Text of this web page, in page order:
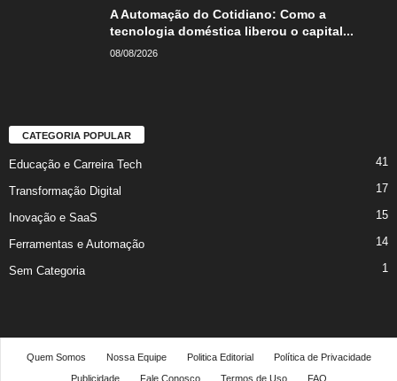
A Automação do Cotidiano: Como a
tecnologia doméstica liberou o capital...
08/08/2026
CATEGORIA POPULAR
Educação e Carreira Tech 41
Transformação Digital 17
Inovação e SaaS 15
Ferramentas e Automação 14
Sem Categoria 1
Quem Somos Nossa Equipe Politica Editorial
Política de Privacidade
Publicidade
Fale Conosco Termos de Uso FAQ